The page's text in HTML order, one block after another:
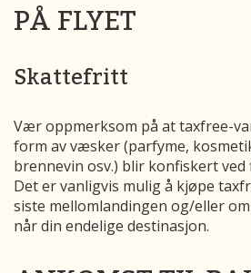
PÅ FLYET
Skattefritt
Vær oppmerksom på at taxfree-
form av væsker (parfyme,
brennevin osv.) blir konfiskert ved
Det er vanligvis mulig å kjøpe
siste mellomlandingen og/eller
når din endelige destinasjon.